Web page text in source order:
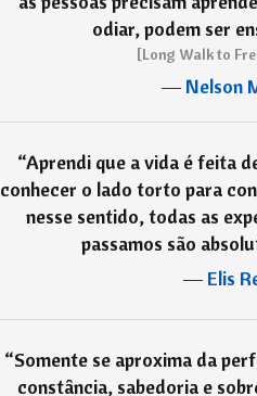
odiar, podem ser
[Long Walk to
―Nelson
“Aprendi que a vida é feita
conhecer o lado torto para
nesse sentido, todas as
passamos são
―Elis
“Somente se aproxima da
constância, sabedoria e